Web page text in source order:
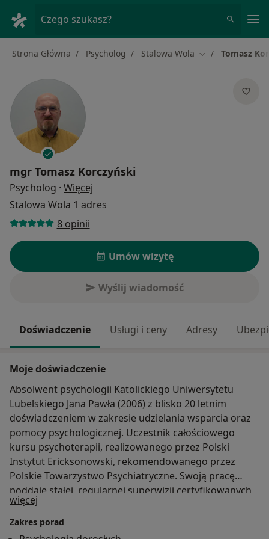
Czego szukasz?
Strona Główna Psycholog Stalowa Wola Zmień miasto
Tomasz
mgr Tomasz Korczyński
Psycholog · Więcej
Stalowa Wola 1 adres
8 opinii
Umów wizytę
Wyślij wiadomość
Doświadczenie Usługi i ceny Adresy
Moje doświadczenie
Absolwent psychologii Katolickiego Uniwersytetu
Lubelskiego Jana Pawła (2006) z blisko 20 letnim
doświadczeniem w zakresie udzielania wsparcia oraz
pomocy psychologicznej. Uczestnik całościowego
kursu psychoterapii, realizowanego przez Polski
Instytut Ericksonowski, rekomendowanego przez
Polskie Towarzystwo Psychiatryczne. Swoją pracę
poddaje stałej, regularnej superwizji certyfikowanych
superwizorów Polskiego Towarzystwa
Psychologicznego. Przez blisko 17 lat swoje kariery
zawodowej związany byłem z Służbą Więzienna, gdzie
więcej
Zakres porad